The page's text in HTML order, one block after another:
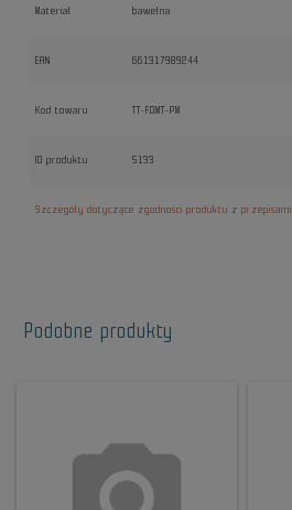
Materiał bawełna
EAN 661317989244
Kod towaru TT-FDMT-PM
ID produktu 5133
Szczegóły dotyczące zgodności produktu z przepisami
Podobne produkty